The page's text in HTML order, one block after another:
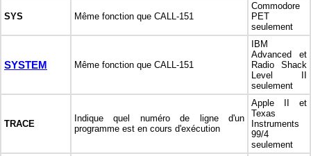
SYS Même fonction que CALL-151
Commodore
PET
seulement
SYSTEM Même fonction que CALL-151
IBM
Advanced et
Radio Shack
Level II
seulement
TRACE
Indique quel numéro de ligne d'un
programme est en cours d'exécution
Apple II et
Texas
Instruments
99/4
seulement